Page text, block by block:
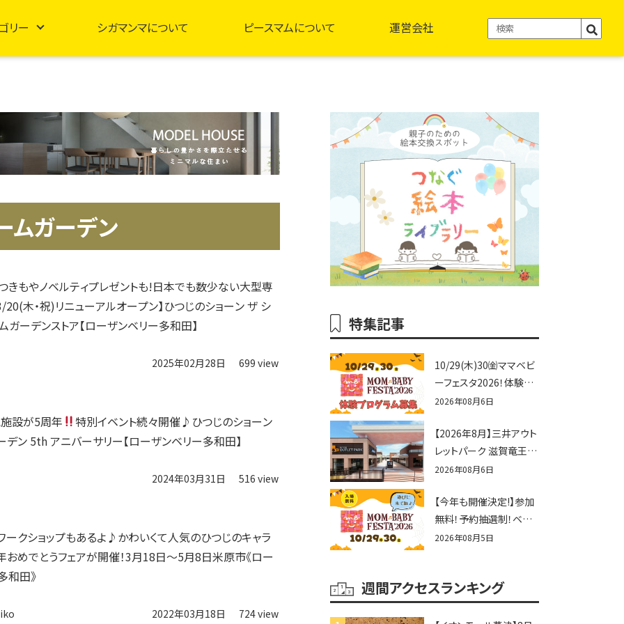
リー シガマンマについて ピースマムについて 運営会社
ムガーデン
きもやノベルティプレゼントも!日本でも数少ない大型専
木・祝)リニューアルオープン】ひつじのショーン ザ シ
ガーデンストア【ローザンベリー多和田】
2025年02月28日 699 view
設が5周年
特別イベント続々開催♪ひつじのショーン
デン 5th アニバーサリー【ローザンベリー多和田】
2024年03月31日 516 view
ークショップもあるよ♪かわいくて人気のひつじのキャラ
おめでとうフェアが開催！3月18日～5月8日米原市《ロー
和田》
2022年03月18日 724 view
特集記事
10/29(木)30㈮ママベビ
ーフェスタ2026！体験プ
ログラム募集♪赤ちゃん
せんか？
2026年08月6日
【2026年8月】三井アウト
レットパーク 滋賀竜王の
夏休みイベントまとめ！
辛グルメ・フォトコンテス
トまで盛りだくさん！
2026年08月6日
【今年も開催決定!】参加
無料！予約抽選制！ベビ
ーファミリー必見☆入場
2026！親子で楽しもう
♪inピエリ守山
2026年08月5日
週間アクセスランキング